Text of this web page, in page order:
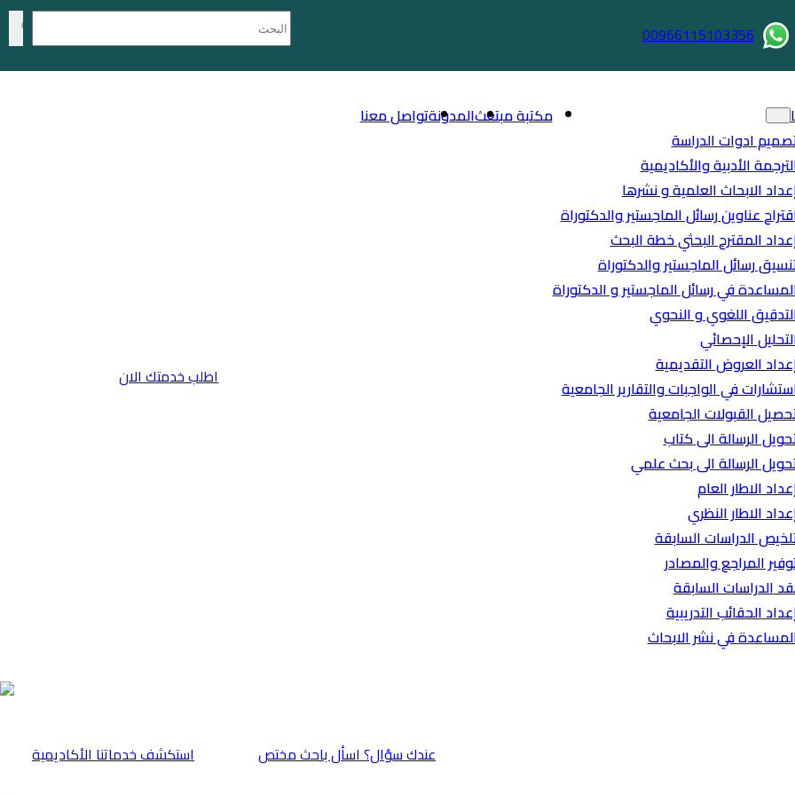
00966115103356
ادوات الدراسة
الأدبية والأكاديمية
الابحاث العلمية و نشرها
عناوين رسائل الماجستير والدكتوراة
المقترح البحثي خطة البحث
رسائل الماجستير والدكتوراة
في رسائل الماجستير و الدكتوراة
اللغوي و النحوي
الإحصائي
العروض التقديمية
في الواجبات والتقارير الجامعية
القبولات الجامعية
الرسالة الى كتاب
الرسالة الى بحث علمي
الاطار العام
الاطار النظري
الدراسات السابقة
المراجع والمصادر
الدراسات السابقة
الحقائب التدريبية
في نشر الابحاث
مكتبة مبتعثالمدونةتواصل معنا
اطلب خدمتك الان
⁠استكشف خدماتنا الأكاديمية عندك سؤال؟ اسأل باحث مختص